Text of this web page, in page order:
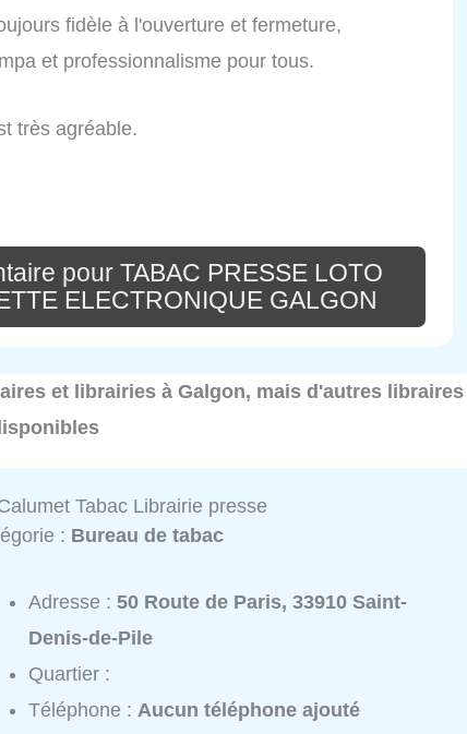
fidèle à l'ouverture et fermeture,
et professionnalisme pour tous.
très agréable.
pour TABAC PRESSE LOTO
ELECTRONIQUE GALGON
et librairies à Galgon, mais d'autres libraires
Tabac Librairie presse
: Bureau de tabac
Adresse :50 Route de Paris, 33910 Saint-
Denis-de-Pile
Quartier :
Téléphone :Aucun téléphone ajouté